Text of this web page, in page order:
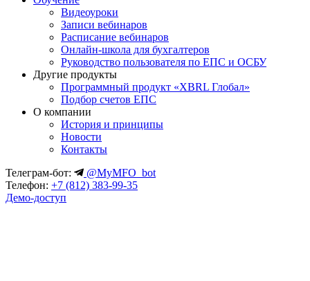
Видеоуроки
Записи вебинаров
Расписание вебинаров
Онлайн-школа для бухгалтеров
Руководство пользователя по ЕПС и ОСБУ
Другие продукты
Программный продукт «XBRL Глобал»
Подбор счетов ЕПС
О компании
История и принципы
Новости
Контакты
Телеграм-бот:
@MyMFO_bot
Телефон: +7 (812) 383-99-35
Демо-доступ